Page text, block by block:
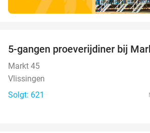
5-gangen proeverijdiner bij
Markt 45
Vlissingen
Solgt: 621